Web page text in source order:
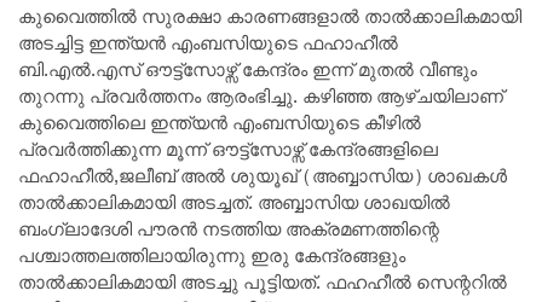
കുവൈത്തിൽ സുരക്ഷാ കാരണങ്ങളാൽ താൽക്കാലികമായി
അടച്ചിട്ട ഇന്ത്യൻ എംബസിയുടെ ഫഹാഹീൽ
ബി.എൽ.എസ് ഔട്ട്സോഴ്സ് കേന്ദ്രം ഇന്ന് മുതൽ വീണ്ടും
തുറന്നു പ്രവർത്തനം ആരംഭിച്ചു. കഴിഞ്ഞ ആഴ്ചയിലാണ്
കുവൈത്തിലെ ഇന്ത്യൻ എംബസിയുടെ കീഴിൽ
പ്രവർത്തിക്കുന്ന മൂന്ന് ഔട്ട്സോഴ്സ് കേന്ദ്രങ്ങളിലെ
ഫഹാഹീൽ,ജലീബ് അൽ ശുയൂഖ് (അബ്ബാസിയ) ശാഖകൾ
താൽക്കാലികമായി അടച്ചത്. അബ്ബാസിയ ശാഖയിൽ
ബംഗ്ലാദേശി പൗരൻ നടത്തിയ അക്രമണത്തിന്റെ
പശ്ചാത്തലത്തിലായിരുന്നു ഇരു കേന്ദ്രങ്ങളും
താൽക്കാലികമായി അടച്ചു പൂട്ടിയത്‌. ഫഹഹീൽ സെന്ററിൽ